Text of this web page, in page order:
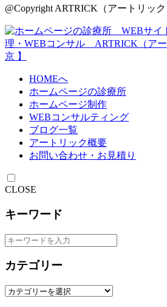
@Copyright ARTRICK（アートリック
HOMEへ
ホームページの診療所
ホームページ制作
WEBコンサルティング
ブログ一覧
アートリック概要
お問い合わせ・お見積り
CLOSE
キーワード
カテゴリー